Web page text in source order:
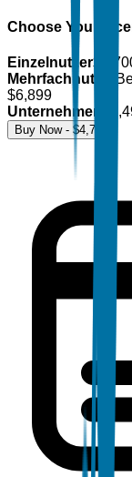
Choose Your
Einzelnutzer$
Mehrfachnutzer
$6,899
Unternehmen
Buy Now - $4,700